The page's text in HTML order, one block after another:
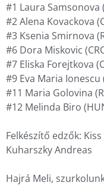
#1 Laura Samsonova
#2 Alena Kovackova
#3 Ksenia Smirnova
#6 Dora Miskovic
#7 Eliska Forejtkova
#9 Eva Maria Ionescu
#11 Maria Golovina
#12 Melinda Biro
Felkészítő edzők:
Kuharszky Andreas
Hajrá Meli,